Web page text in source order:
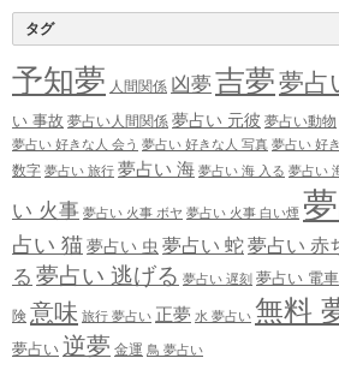
タグ
予知夢 人間関係 凶夢 吉夢夢占
い 事故 夢占い人間関係 夢占い 元彼 夢占い動物
夢占い 好きな人 会う 夢占い 好きな人 写真 夢占い 好
数字 夢占い 旅行 夢占い 海 夢占い 海 入る 夢占い
い 火事 夢占い 火事 ボヤ 夢占い 火事 白い煙
占い 猫夢占い 虫 夢占い 蛇夢占い 赤
る 夢占い 逃げる 夢占い 遅刻 夢占い 電車
険 意味 旅行 夢占い 正夢 水 夢占い 無料
夢占い 逆夢 金運 鳥 夢占い